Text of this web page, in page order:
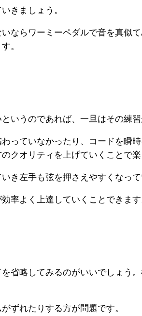
きましょう。
ならワーミーペダルで音を真似
。
いうのであれば、一旦はその練
っていなかったり、コードを瞬
クオリティを上げていくことで楽
き左手も弦を押さえやすくなって
率よく上達していくことできます
省略してみるのがいいでしょう
ずれたりする方が問題です。